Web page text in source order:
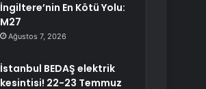
İngiltere’nin En Kötü Yolu:
M27
Ağustos 7, 2026
İstanbul BEDAŞ elektrik
kesintisi! 22-23 Temmuz